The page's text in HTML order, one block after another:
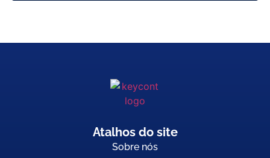
Atalhos do site
Sobre nós